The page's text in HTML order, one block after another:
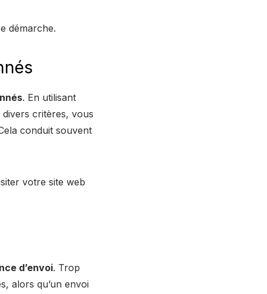
démarche.
. En utilisant
critères, vous
conduit souvent
votre site web
d’envoi. Trop
alors qu’un envoi